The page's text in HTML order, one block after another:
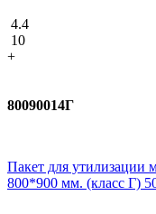
4.4
10
+
80090014Г
Пакет для утилизации
800*900 мм. (класс Г)